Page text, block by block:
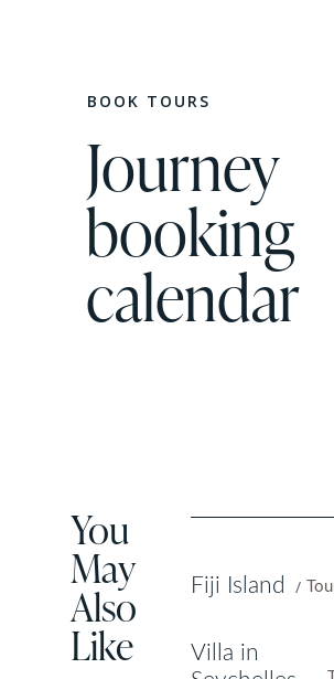
BOOK TOURS
Journey
booking
calendar
You
May
Also
Like
Fiji Island
Villa in